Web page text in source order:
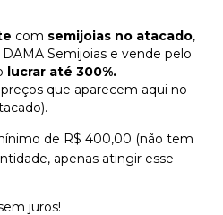
com semijoias no atacado,
Semijoias e vende pelo
lucrar até 300%.
que aparecem aqui no
de R$ 400,00 (não tem
apenas atingir esse
juros!